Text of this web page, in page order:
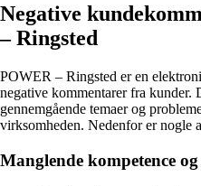
Negative
– Ringsted
POWER – Ringsted er en
negative kommentarer fra kunder.
gennemgående temaer og
virksomheden. Nedenfor er nogle
Manglende kompetence